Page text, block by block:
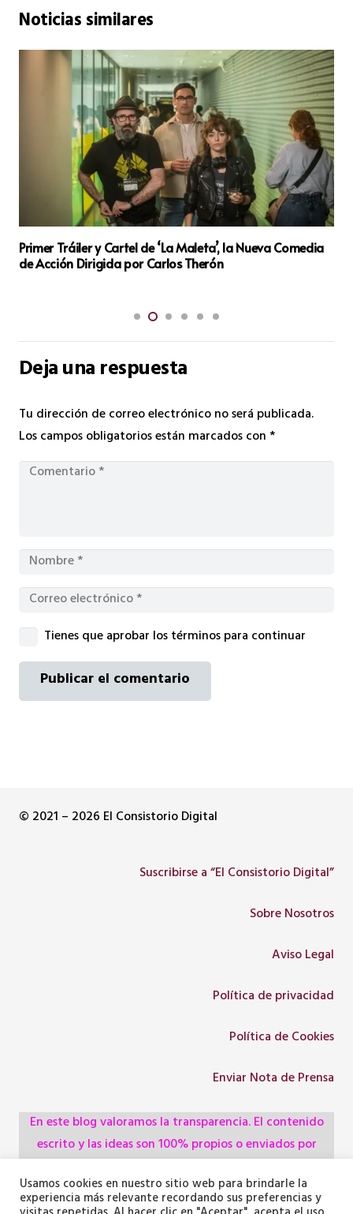
Noticias similares
Comedia
Fermín Toma la Decisión Más Difícil de su Vida
Nuevo Capítulo de ‘Ella, Maldita Alma’
Deja una respuesta
Tu dirección de correo electrónico no será publicada.
Los campos obligatorios están marcados con*
Tienes que aprobar los términos para continuar
Publicar el comentario
© 2021 – 2026 El Consistorio Digital
Suscribirse a “El Consistorio Digital”
Sobre Nosotros
Aviso Legal
Política de privacidad
Política de Cookies
Enviar Nota de Prensa
En este blog valoramos la transparencia. El contenido
escrito y las ideas son 100% propios o enviados por
administraciones, pero utilizamos herramientas de
Usamos cookies en nuestro sitio web para brindarle la
experiencia más relevante recordando sus preferencias y